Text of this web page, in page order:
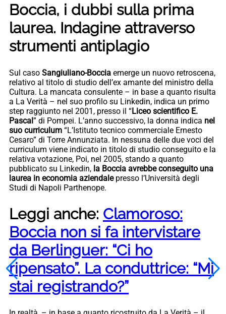
Boccia, i dubbi sulla prima
laurea. Indagine attraverso
strumenti antiplagio
Sul caso Sangiuliano-Boccia emerge un nuovo retroscena,
relativo al titolo di studio dell’ex amante del ministro della
Cultura. La mancata consulente – in base a quanto risulta
a La Verità – nel suo profilo su Linkedin, indica un primo
step raggiunto nel 2001, presso il “Liceo scientifico E.
Pascal” di Pompei. L’anno successivo, la donna indica nel
suo curriculum “L’Istituto tecnico commerciale Ernesto
Cesaro” di Torre Annunziata. In nessuna delle due voci del
curriculum viene indicato in titolo di studio conseguito e la
relativa votazione, Poi, nel 2005, stando a quanto
pubblicato su Linkedin, la Boccia avrebbe conseguito una
laurea in economia aziendalepresso l’Università degli
Studi di Napoli Parthenope.
Leggi anche: Clamoroso:
Boccia non si fa intervistare
da Berlinguer: “Ci ho
ripensato”. La conduttrice: “Mi
stai registrando?”